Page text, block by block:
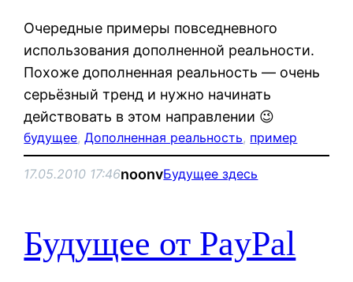
Очередные примеры повседневного
использования дополненной реальности.
Похоже дополненная реальность — очень
серьёзный тренд и нужно начинать
действовать в этом направлении 😉
будущее, Дополненная реальность, пример
17.05.2010 17:46noonvБудущее здесь
Будущее от PayPal